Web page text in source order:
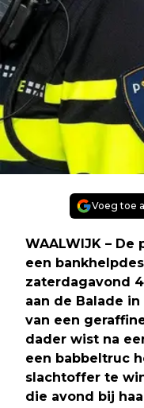
Voeg toe
WAALWIJK –
een
zaterdagavond
aan de Balade
van een
dader wist na
een babbeltruc
slachtoffer te
die avond bij